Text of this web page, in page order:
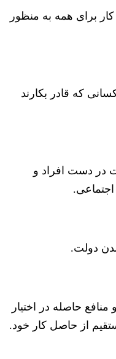
برای همه به منظور
که قادر بکارند
در دست افراد و
دولت.
حاصله در اختیار
از حاصل کار خود.